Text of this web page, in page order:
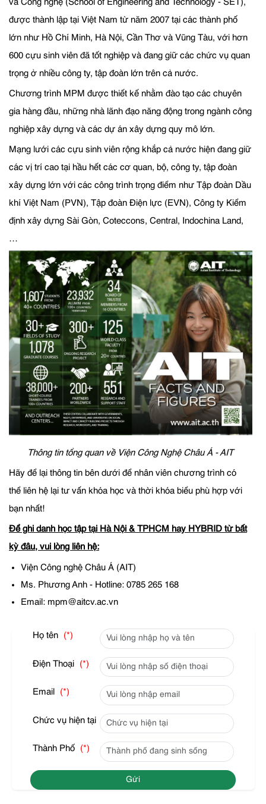
và Công nghệ (School of Engineering and Technology - SET),
được thành lập tại Việt Nam từ năm 2007 tại các thành phố
lớn như Hồ Chí Minh, Hà Nội, Cần Thơ và Vũng Tàu, với hơn
600 cựu sinh viên đã tốt nghiệp và đang giữ các chức vụ quan
trọng ở nhiều công ty, tập đoàn lớn trên cả nước.
Chương trình MPM được thiết kế nhằm đào tạo các chuyên
gia hàng đầu, những nhà lãnh đạo năng động trong ngành công
nghiệp xây dựng và các dự án xây dựng quy mô lớn.
Mạng lưới các cựu sinh viên rộng khắp cả nước hiện đang giữ
các vị trí cao tại hầu hết các cơ quan, bộ, công ty, tập đoàn
xây dựng lớn với các công trình trọng điểm như Tập đoàn Dầu
khí Việt Nam (PVN), Tập đoàn Điện lực (EVN), Công ty Kiểm
định xây dựng Sài Gòn, Coteccons, Central, Indochina Land,
…
Thông tin tổng quan về Viện Công Nghệ Châu Á - AIT
Hãy để lại thông tin bên dưới để nhân viên chương trình có
thể liên hệ lại tư vấn khóa học và thời khóa biểu phù hợp với
bạn nhất!
Để ghi danh học tập tại Hà Nội & TPHCM hay HYBRID từ bất
kỳ đâu, vui lòng liên hệ:
Viện Công nghệ Châu Á (AIT)
Ms. Phương Anh - Hotline: 0785 265 168
Email: mpm@aitcv.ac.vn
Họ tên (*)
Điện Thoại (*)
Email (*)
Chức vụ hiện tại
Thành Phố (*)
Gửi